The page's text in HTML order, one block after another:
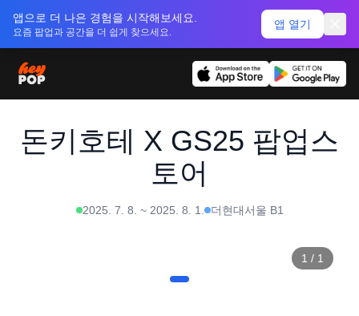
앱으로 더 나은 경험을 시작해보세요.
요즘 팝업과 공간을 더 쉽게 찾으세요.
앱 열기
돈키호테 X GS25 팝업스
토어
2025. 7. 8. ~ 2025. 8. 1. 더현대서울 B1
1 / 1